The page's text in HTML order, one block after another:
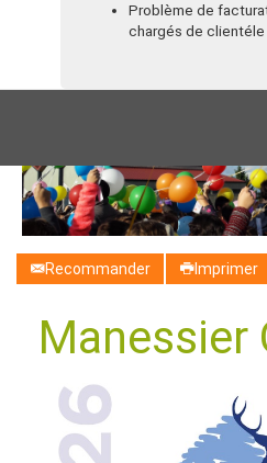
Problème de
chargés de clientéle
Recommander Imprimer
Manessier